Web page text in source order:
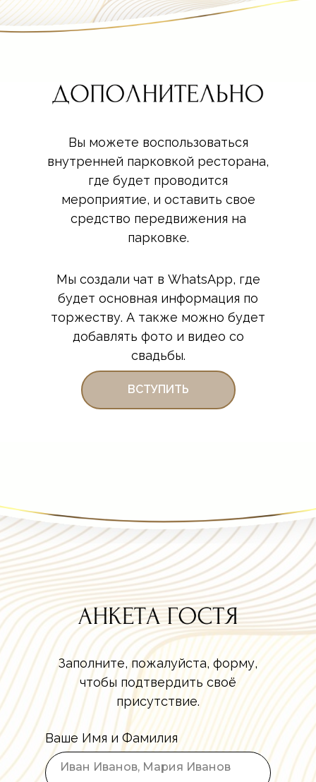
Мы создали чат в WhatsApp, где
будет основная информация по
торжеству. А также можно будет
добавлять фото и видео со
свадьбы.
ВСТУПИТЬ
Вы можете воспользоваться
внутренней парковкой ресторана,
где будет проводится
мероприятие, и оставить свое
средство передвижения на
парковке.
Заполните, пожалуйста, форму,
чтобы подтвердить своё
присутствие.
Ваше Имя и Фамилия